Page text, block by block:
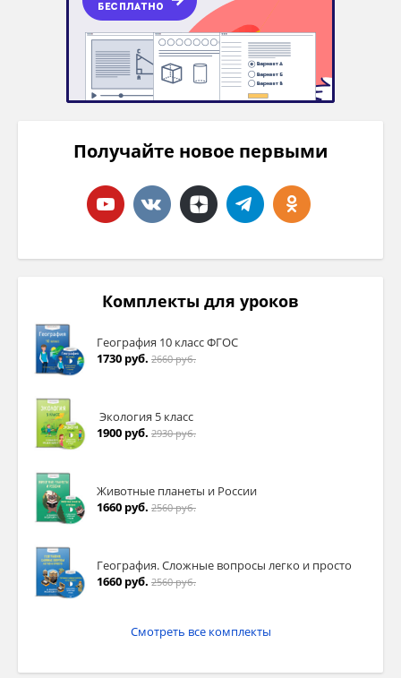
Получайте новое первыми
Комплекты для уроков
География 10 класс ФГОС
1730 руб. 2660 руб.
Экология 5 класс
1900 руб. 2930 руб.
Животные планеты и России
1660 руб. 2560 руб.
География. Сложные вопросы легко и просто
1660 руб. 2560 руб.
Смотреть все комплекты